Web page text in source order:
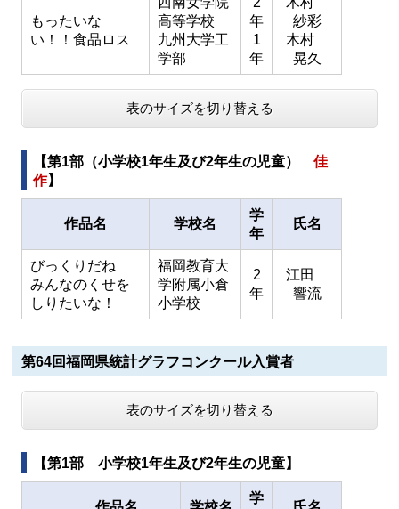
もったいな
い！！食品ロス
高等学校
九州大学工
学部
年
1
年
紗彩
木村
晃久
表のサイズを切り替える
【第1部（小学校1年生及び2年生の児童） 佳
作】
作品名 学校名
学
年
氏名
びっくりだね
みんなのくせを
しりたいな！
福岡教育大
学附属小倉
小学校
2
年
江田
響流
第64回福岡県統計グラフコンクール入賞者
表のサイズを切り替える
【第1部 小学校1年生及び2年生の児童】
学